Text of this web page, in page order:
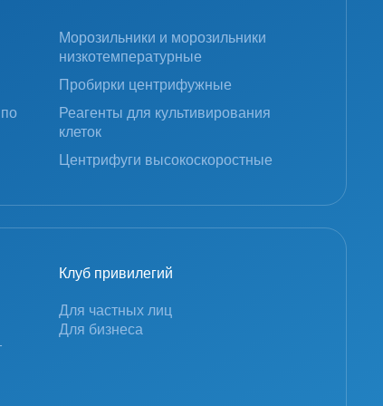
Морозильники и морозильники
низкотемпературные
Пробирки центрифужные
Реагенты для культивирования
клеток
Центрифуги высокоскоростные
Клуб привилегий
Для частных лиц
Для бизнеса